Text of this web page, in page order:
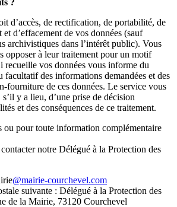
d’accès, de rectification, de portabilité, de
d’effacement de vos données (sauf
archivistiques dans l’intérêt public). Vous
opposer à leur traitement pour un motif
recueille vos données vous informe du
facultatif des informations demandées et des
fourniture de ces données. Le service vous
y a lieu, d’une prise de décision
et des conséquences de ce traitement.
ou pour toute information complémentaire
notre Délégué à la Protection des
@mairie-courchevel.com
suivante : Délégué à la Protection des
de la Mairie, 73120 Courchevel